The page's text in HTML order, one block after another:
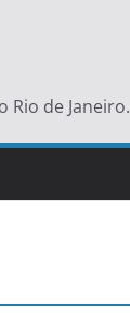
Rio de Janeiro.